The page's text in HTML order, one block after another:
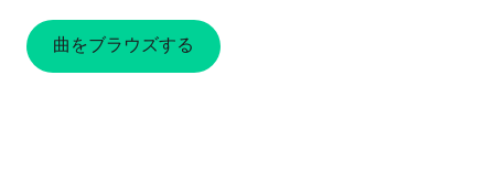
曲をブラウズする